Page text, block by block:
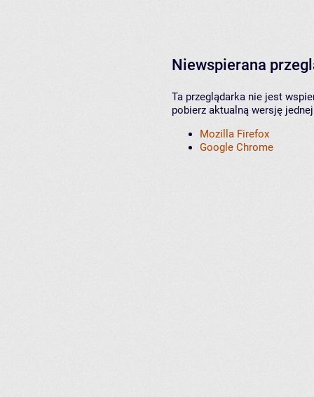
Niewspierana
Ta przeglądarka nie jest
pobierz aktualną wersję
Mozilla Firefox
Google Chrome